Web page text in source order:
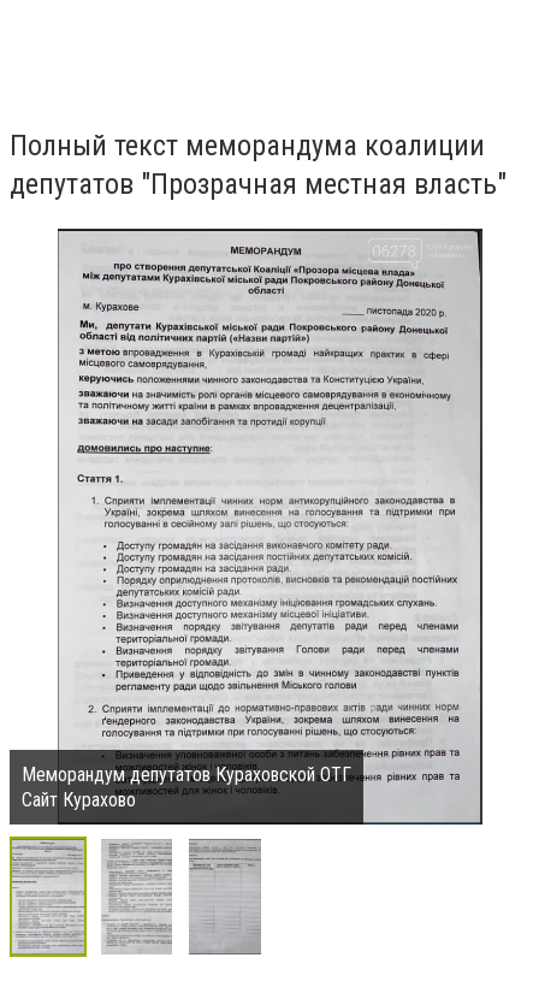
Полный текст меморандума коалиции
депутатов "Прозрачная местная власть"
Меморандум депутатов Кураховской ОТГ
Сайт Курахово